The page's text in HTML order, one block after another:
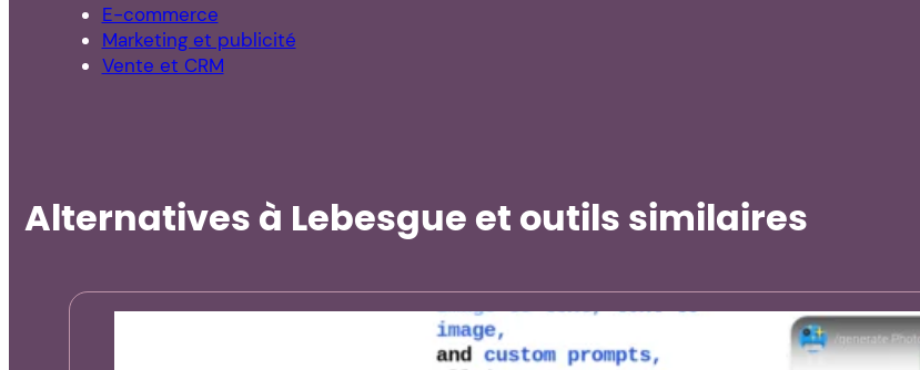
E-commerce
Marketing et publicité
Vente et CRM
Alternatives à Lebesgue et outils similaires